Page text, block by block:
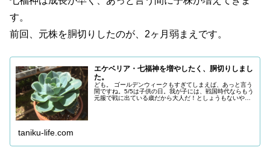
す。
前回、元株を胴切りしたのが、2ヶ月弱まえです。
エケベリア・七福神を増やしたく、胴切りしまし
た。
ども。 ゴールデンウィークもすぎてしまえば、あっと言う
間ですね。5/5は子供の日。我が子には、戦国時代ならもう
元服で戦に出ている歳だから大人だ！としょうもないやり
taniku-life.com